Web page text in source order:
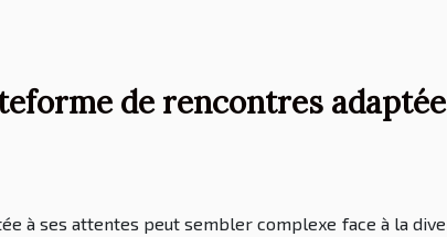
de rencontres
à ses attentes peut sembler complexe face à la